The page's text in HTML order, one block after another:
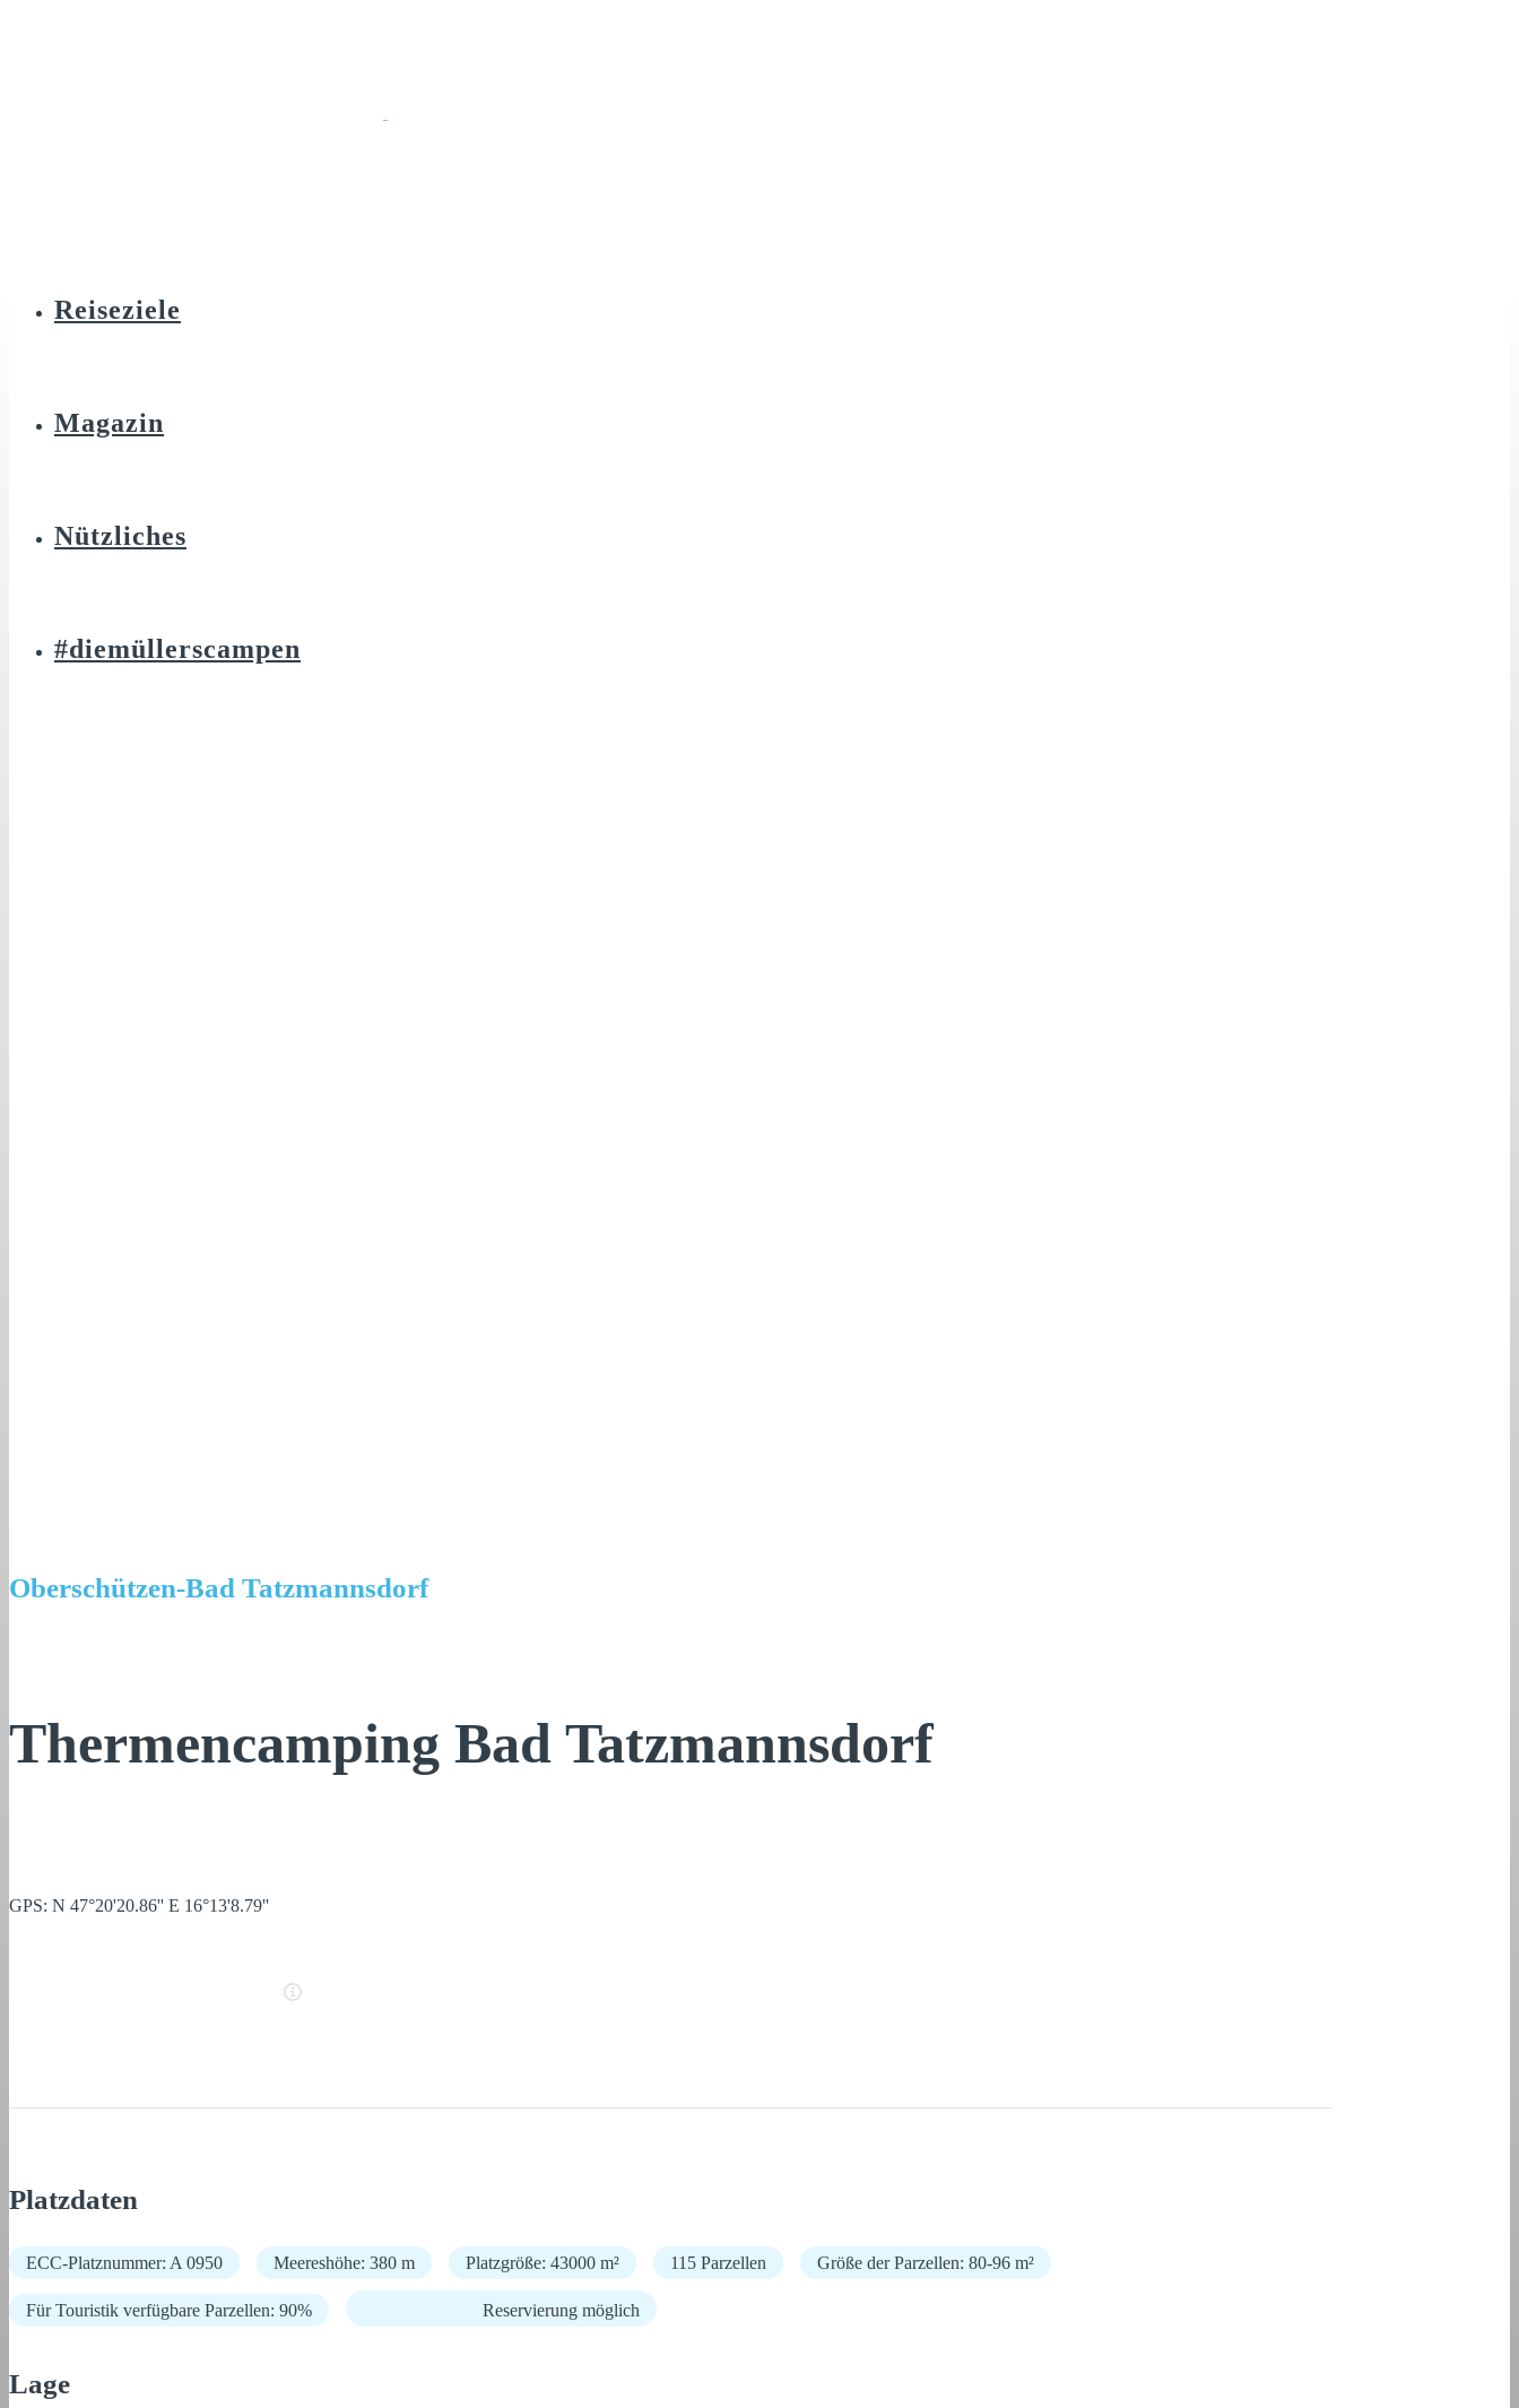
Reiseziele
Magazin
Nützliches
#diemüllerscampen
Oberschützen-Bad Tatzmannsdorf
Thermencamping Bad Tatzmannsdorf
GPS: N 47°20'20.86'' E 16°13'8.79''
Platzdaten
ECC-Platznummer: A 0950 Meereshöhe: 380 m Platzgröße: 43000 m² 115 Parzellen Größe der Parzellen: 80-96 m²
Für Touristik verfügbare Parzellen: 90% Reservierung möglich
Lage